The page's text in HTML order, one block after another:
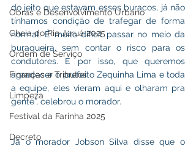
Obras e Desenvolvimento Urbano
Cheia do Rio Juruá 2025
Ordem de Serviço
Finanças e Tributos
Limpeza
Festival da Farinha 2025
Decreto
do jeito que estavam esses buracos, já não
tínhamos condição de trafegar de forma
normal. É muito difícil passar no meio da
buraqueira, sem contar o risco para os
condutores. É por isso, que queremos
agradecer o prefeito Zequinha Lima e toda
a equipe, eles vieram aqui e olharam pra
gente”, celebrou o morador.
Já o morador Jobson Silva disse que o